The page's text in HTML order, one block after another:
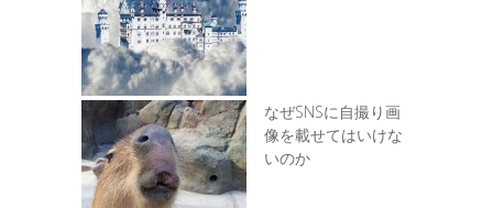
なぜSNSに自撮り画
像を載せてはいけな
いのか